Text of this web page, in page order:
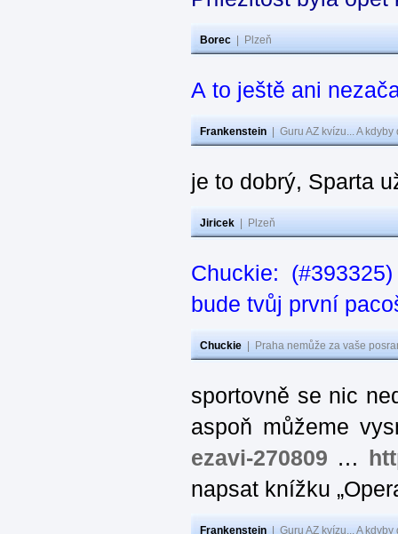
Borec Plzeň
A to ještě ani
Frankenstein Guru AZ kvízu... A
je to dobrý, Sparta
Jiricek Plzeň
Chuckie:
bude tvůj první
Chuckie Praha nemůže za vaše
sportovně se nic
aspoň můžeme
ezavi-270809 …
napsat knížku
Frankenstein Guru AZ kvízu... A